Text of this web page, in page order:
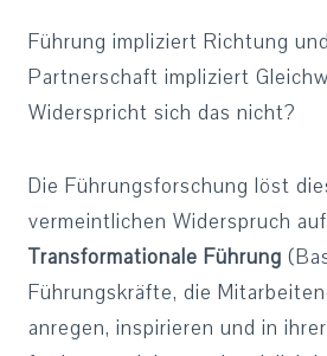
Führung impliziert Richtung
Partnerschaft impliziert
Widerspricht sich das nicht?
Die Führungsforschung löst
vermeintlichen Widerspruch
Transformationale Führung
Führungskräfte, die
anregen, inspirieren und in